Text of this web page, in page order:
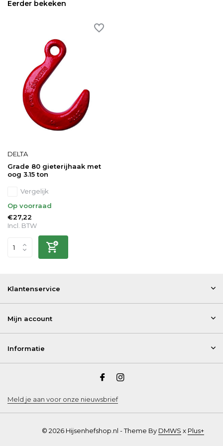
Eerder bekeken
DELTA
Grade 80 gieterijhaak met
oog 3.15 ton
Vergelijk
Op voorraad
€27,22
Incl. BTW
Klantenservice
Mijn account
Informatie
Meld je aan voor onze nieuwsbrief
© 2026 Hijsenhefshop.nl - Theme By DMWS x Plus+